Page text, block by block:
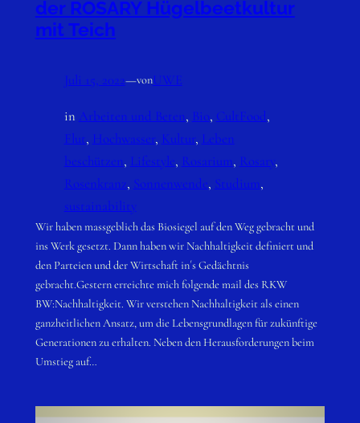
der ROSARY Hügelbeetkultur
mit Teich
Juli 15, 2022—vonUWE
in Arbeiten und Beten, Bio, CultFood
Flut, Hochwasser, Kultur, Leben
beschützen, Lifestyle, Rosarium, Rosary
Rosenkranz, Sonnenwende, Studium
sustainability
Wir haben massgeblich das Biosiegel auf den Weg gebracht und
ins Werk gesetzt. Dann haben wir Nachhaltigkeit definiert und
den Parteien und der Wirtschaft in´s Gedächtnis
gebracht.Gestern erreichte mich folgende mail des RKW
BW:Nachhaltigkeit. Wir verstehen Nachhaltigkeit als einen
ganzheitlichen Ansatz, um die Lebensgrundlagen für zukünftige
Generationen zu erhalten. Neben den Herausforderungen beim
Umstieg auf…